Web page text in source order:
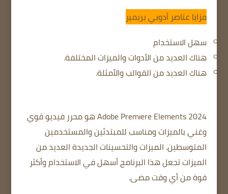
مزايا عناصر أدوبي بريمير
سهل الاستخدام
هناك العديد من الأدوات والميزات المختلفة.
هناك العديد من القوالب والأمثلة.
Adobe Premiere Elements 2024 هو محرر فيديو قوي
وغني بالميزات ومناسب للمبتدئين والمستخدمين
المتوسطين. الميزات والتحسينات الجديدةالعديد من
الميزات تجعل هذا البرنامج أسهل في الاستخدام وأكثر
قوة من أي وقت مضى.